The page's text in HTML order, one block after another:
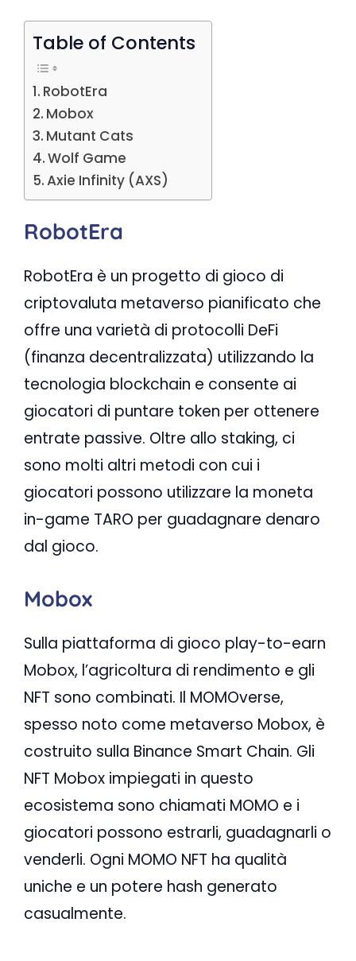
Table of Contents
RobotEra
Mobox
Mutant Cats
Wolf Game
Axie Infinity (AXS)
RobotEra
RobotEra è un progetto di gioco di
criptovaluta metaverso pianificato che
offre una varietà di protocolli DeFi
(finanza decentralizzata) utilizzando la
tecnologia blockchain e consente ai
giocatori di puntare token per ottenere
entrate passive. Oltre allo staking, ci
sono molti altri metodi con cui i
giocatori possono utilizzare la moneta
in-game TARO per guadagnare denaro
dal gioco.
Mobox
Sulla piattaforma di gioco play-to-earn
Mobox, l’agricoltura di rendimento e gli
NFT sono combinati. Il MOMOverse,
spesso noto come metaverso Mobox, è
costruito sulla Binance Smart Chain. Gli
NFT Mobox impiegati in questo
ecosistema sono chiamati MOMO e i
giocatori possono estrarli, guadagnarli o
venderli. Ogni MOMO NFT ha qualità
uniche e un potere hash generato
casualmente.